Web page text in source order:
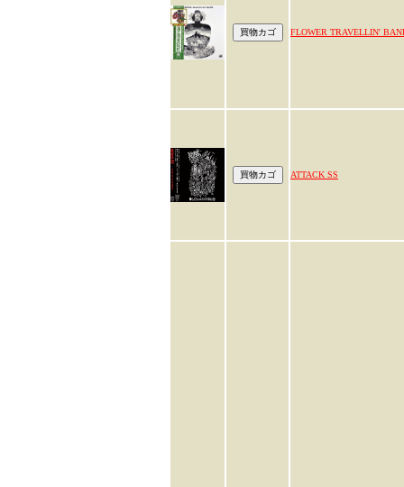
FLOWER TRAVELLIN'
ATTACK SS